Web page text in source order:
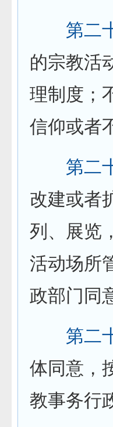
第二
的宗教活
理制度；
信仰或者
第二
改建或者
列、展览
活动场所
政部门同
第二
体同意，
教事务行